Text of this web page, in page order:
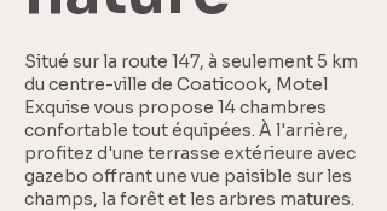
Situé sur la route 147, à seulement 5 km
du centre-ville de Coaticook, Motel
Exquise vous propose 14 chambres
confortable tout équipées. À l'arrière,
profitez d'une terrasse extérieure avec
gazebo offrant une vue paisible sur les
champs, la forêt et les arbres matures.